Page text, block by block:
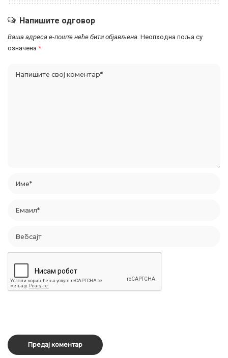
Напишите одговор
Ваша адреса е-поште неће бити објављена. Неопходна поља су
означена *